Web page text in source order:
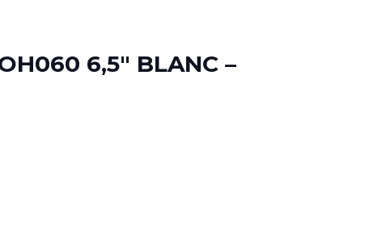
6,5″ BLANC –